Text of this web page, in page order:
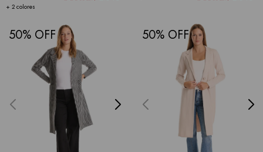
+ 2 colores
50 50